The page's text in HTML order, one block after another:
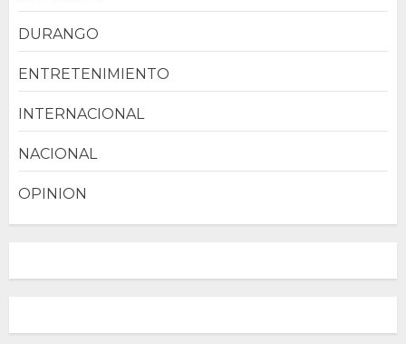
DURANGO
ENTRETENIMIENTO
INTERNACIONAL
NACIONAL
OPINION